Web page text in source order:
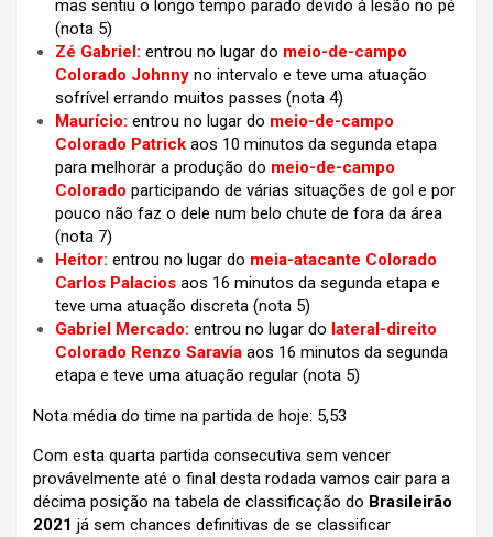
mas sentiu o longo tempo parado devido à lesão no pé
(nota 5)
Zé Gabriel: entrou no lugar do meio-de-campo
Colorado Johnny no intervalo e teve uma atuação
sofrível errando muitos passes (nota 4)
Maurício: entrou no lugar do meio-de-campo
Colorado Patrick aos 10 minutos da segunda etapa
para melhorar a produção do meio-de-campo
Colorado participando de várias situações de gol e por
pouco não faz o dele num belo chute de fora da área
(nota 7)
Heitor: entrou no lugar do meia-atacante Colorado
Carlos Palacios aos 16 minutos da segunda etapa e
teve uma atuação discreta (nota 5)
Gabriel Mercado: entrou no lugar do lateral-direito
Colorado Renzo Saravia aos 16 minutos da segunda
etapa e teve uma atuação regular (nota 5)
Nota média do time na partida de hoje: 5,53
Com esta quarta partida consecutiva sem vencer
provávelmente até o final desta rodada vamos cair para a
décima posição na tabela de classificação do Brasileirão
2021 já sem chances definitivas de se classificar